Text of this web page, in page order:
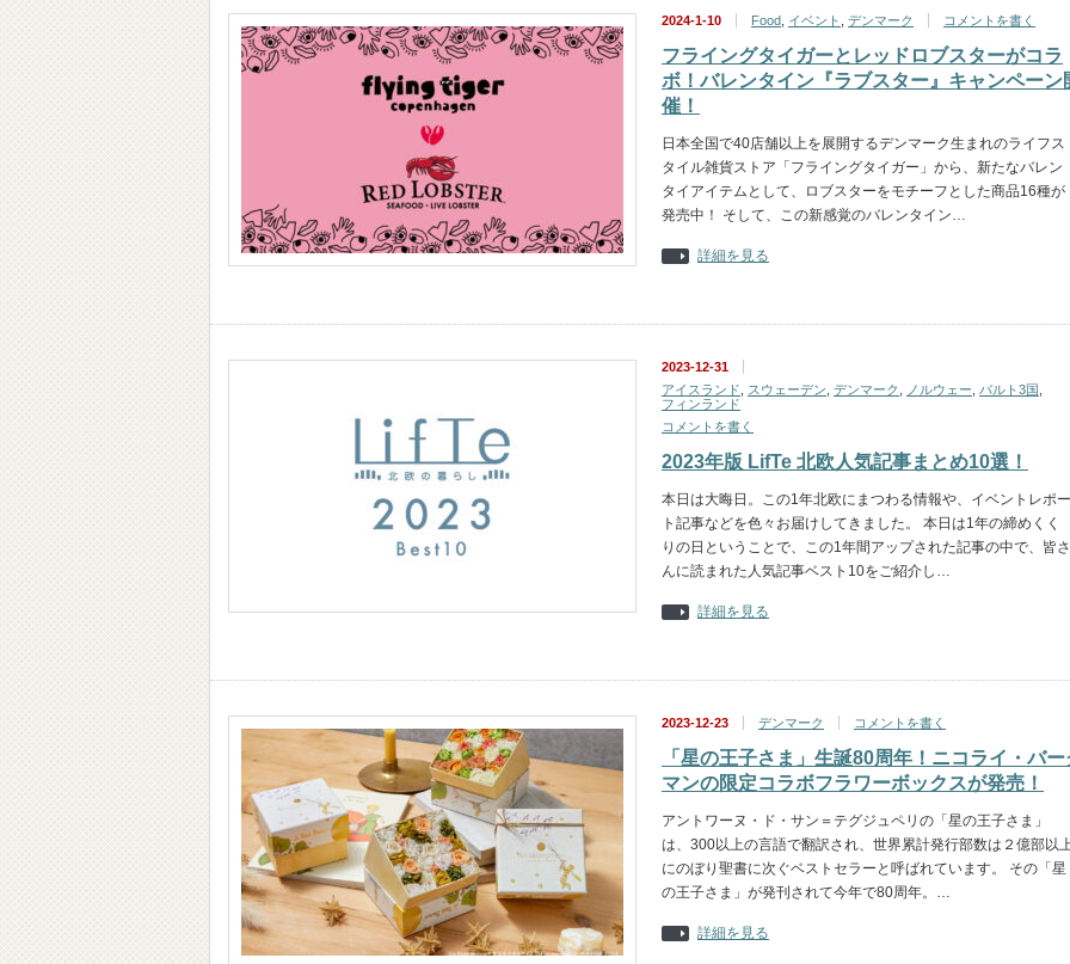
2024-1-10 Food イベント デンマーク コメントを書く
フライングタイガーとレッドロブスターがコラ
ボ！バレンタイン『ラブスター』キャンペーン
催！
日本全国で40店舗以上を展開するデンマーク生まれのライフス
タイル雑貨ストア「フライングタイガー」から、新たなバレン
タイアイテムとして、ロブスターをモチーフとした商品16種が
発売中！ そして、この新感覚のバレンタイン…
詳細を見る
2023-12-31
アイスランド
スウェーデン デンマーク ノルウェー バルト3国
フィンランド
コメントを書く
2023年版 LifTe 北欧人気記事まとめ10選！
本日は大晦日。この1年北欧にまつわる情報や、イベントレポー
ト記事などを色々お届けしてきました。 本日は1年の締めくく
りの日ということで、この1年間アップされた記事の中で、皆さ
んに読まれた人気記事ベスト10をご紹介し…
詳細を見る
2023-12-23 デンマーク コメントを書く
「星の王子さま」生誕80周年！ニコライ・バー
マンの限定コラボフラワーボックスが発売！
‎アントワーヌ・ド・サン＝テグジュペリの「星の王子さま」
は、300以上の言語で翻訳され、世界累計発行部数は２億部以
にのぼり聖書に次ぐベストセラーと呼ばれています。 その「星
の王子さま」が発刊されて今年で80周年。…
詳細を見る